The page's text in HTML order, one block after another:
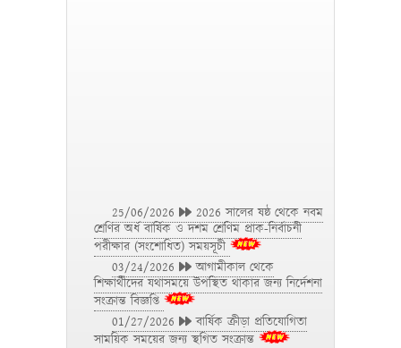
শ্রেণির অর্ধ বার্ষিক ও দশম শ্রেণিম প্রাক-নির্বাচনী
পরীক্ষার (সংশোধিত) সময়সূচী
03/24/2026
আগামীকাল থেকে
শিক্ষার্থীদের যথাসময়ে উপস্থিত থাকার জন্য নির্দেশনা
সংক্রান্ত বিজ্ঞপ্তি
01/27/2026
সাময়িক সময়ের জন্য স্থগিত সংক্রান্ত